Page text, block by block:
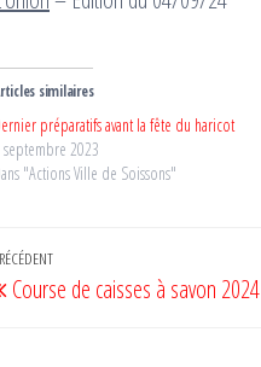
similaires
préparatifs avant la fête du haricot
2023
"Actions Ville de Soissons"
Course de caisses à savon 2024